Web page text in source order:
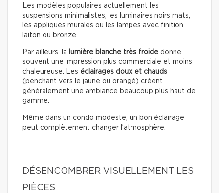
Les modèles populaires actuellement les
suspensions minimalistes, les luminaires noirs mats,
les appliques murales ou les lampes avec finition
laiton ou bronze.
Par ailleurs, la lumière blanche très froide donne
souvent une impression plus commerciale et moins
chaleureuse. Les éclairages doux et chauds
(penchant vers le jaune ou orangé) créent
généralement une ambiance beaucoup plus haut de
gamme.
Même dans un condo modeste, un bon éclairage
peut complètement changer l’atmosphère.
DÉSENCOMBRER VISUELLEMENT LES
PIÈCES